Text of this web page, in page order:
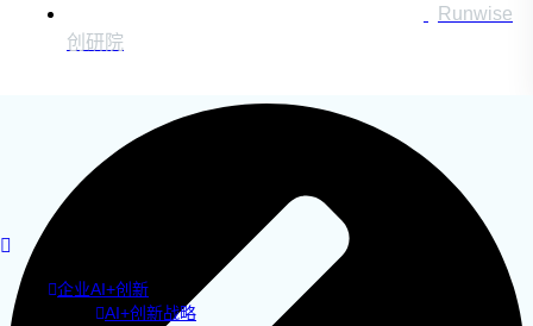
企业AI+创新
AI+创新战略
Runwise
创研院